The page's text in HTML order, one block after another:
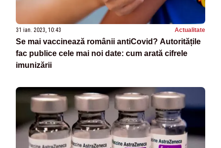
31 ian. 2023, 10:43 Actualitate
Se mai vaccinează românii antiCovid? Autoritățile
fac publice cele mai noi date: cum arată cifrele
imunizării